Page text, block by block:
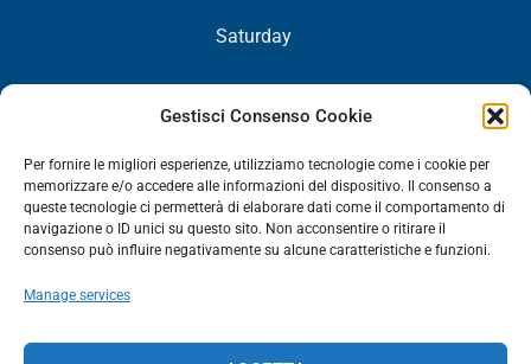
Gestisci Consenso Cookie
Per fornire le migliori esperienze, utilizziamo tecnologie come i cookie per
memorizzare e/o accedere alle informazioni del dispositivo. Il consenso a
queste tecnologie ci permetterà di elaborare dati come il comportamento di
navigazione o ID unici su questo sito. Non acconsentire o ritirare il
consenso può influire negativamente su alcune caratteristiche e funzioni.
Manage services
Saturday
Closed
NEWSLETTER